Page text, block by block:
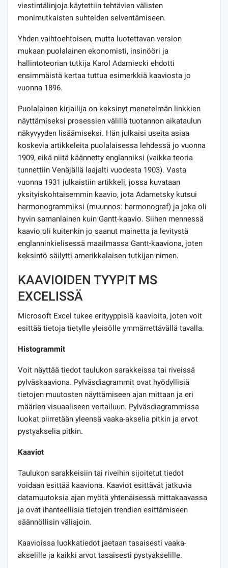
viestintälinjoja käytettiin tehtävien välisten
monimutkaisten suhteiden selventämiseen.
Yhden vaihtoehtoisen, mutta luotettavan version
mukaan puolalainen ekonomisti, insinööri ja
hallintoteorian tutkija Karol Adamiecki ehdotti
ensimmäistä kertaa tuttua esimerkkiä kaaviosta jo
vuonna 1896.
Puolalainen kirjailija on keksinyt menetelmän linkkien
näyttämiseksi prosessien välillä tuotannon aikataulun
näkyvyyden lisäämiseksi. Hän julkaisi useita asiaa
koskevia artikkeleita puolalaisessa lehdessä jo vuonna
1909, eikä niitä käännetty englanniksi (vaikka teoria
tunnettiin Venäjällä laajalti vuodesta 1903). Vasta
vuonna 1931 julkaistiin artikkeli, jossa kuvataan
yksityiskohtaisemmin kaavio, jota Adametsky kutsui
harmonogrammiksi (muunnos: harmonograf) ja joka oli
hyvin samanlainen kuin Gantt-kaavio. Siihen mennessä
kaavio oli kuitenkin jo saanut mainetta ja levitystä
englanninkielisessä maailmassa Gantt-kaaviona, joten
keksintö säilytti amerikkalaisen tutkijan nimen.
KAAVIOIDEN TYYPIT MS
EXCELISSÄ
Microsoft Excel tukee erityyppisiä kaavioita, joten voit
esittää tietoja tietylle yleisölle ymmärrettävällä tavalla.
Histogrammit
Voit näyttää tiedot taulukon sarakkeissa tai riveissä
pylväskaaviona. Pylväsdiagrammit ovat hyödyllisiä
tietojen muutosten näyttämiseen ajan mittaan ja eri
määrien visuaaliseen vertailuun. Pylväsdiagrammissa
luokat piirretään yleensä vaaka-akselia pitkin ja arvot
pystyakselia pitkin.
Kaaviot
Taulukon sarakkeisiin tai riveihin sijoitetut tiedot
voidaan esittää kaaviona. Kaaviot esittävät jatkuvia
datamuutoksia ajan myötä yhtenäisessä mittakaavassa
ja ovat ihanteellisia tietojen trendien esittämiseen
säännöllisin väliajoin.
Kaavioissa luokkatiedot jaetaan tasaisesti vaaka-
akselille ja kaikki arvot tasaisesti pystyakselille.